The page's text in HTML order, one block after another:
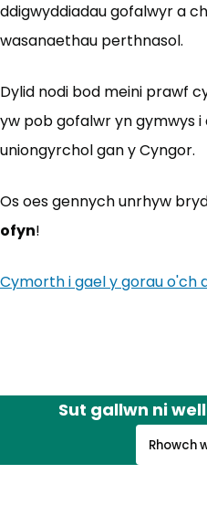
ddigwyddiadau gofalwyr a
wasanaethau perthnasol.
Dylid nodi bod meini prawf
yw pob gofalwr yn gymwys
uniongyrchol gan y Cyngor.
Os oes gennych unrhyw
ofyn!
Cymorth i gael y gorau o'ch
Sut gallwn ni
Rhowch